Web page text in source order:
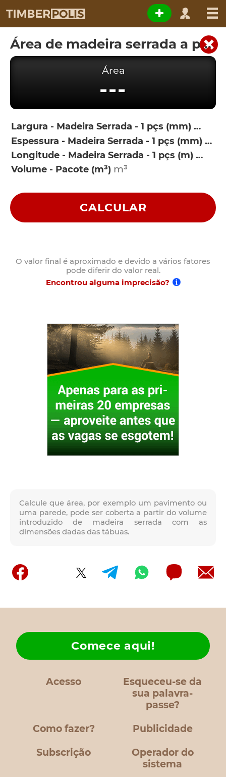
Área de madeira serrada a partir do volume
Calcule que área, por exemplo um pavimento ou
uma parede, pode ser coberta a partir do volume
introduzido de madeira serrada com as
dimensões dadas das tábuas.
Área
---
Largura - Madeira Serrada - 1 pçs (mm)
Espessura - Madeira Serrada - 1 pçs (mm)
Longitude - Madeira Serrada - 1 pçs (m)
Volume - Pacote (m³)
CALCULAR
O valor final é aproximado e devido a vários fatores
pode diferir do valor real.
Encontrou alguma imprecisão?
Acesso
Esqueceu-se da
sua palavra-
passe?
Como fazer?
Comece aqui!
Publicidade
Subscrição
Operador do
sistema